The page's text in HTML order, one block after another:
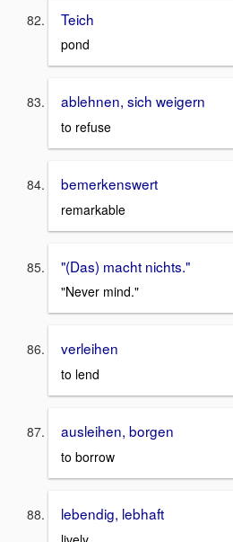
Teich
pond
ablehnen, sich weigern
to refuse
bemerkenswert
remarkable
"(Das) macht nichts."
"Never mind."
verleihen
to lend
ausleihen, borgen
to borrow
lebendig, lebhaft